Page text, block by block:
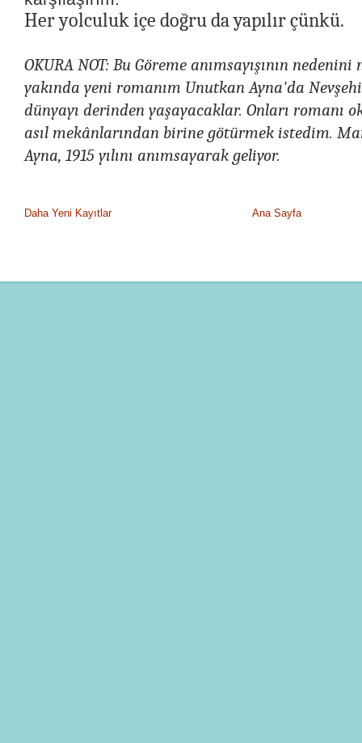
Her yolculuk içe doğru da yapılır çünkü.
OKURA NOT: Bu Göreme anımsayışının
yakında yeni romanım Unutkan Ayna'da
dünyayı derinden yaşayacaklar. Onları romanı
asıl mekânlarından birine götürmek istedim.
Ayna, 1915 yılını anımsayarak geliyor.
Daha Yeni Kayıtlar Ana Sayfa